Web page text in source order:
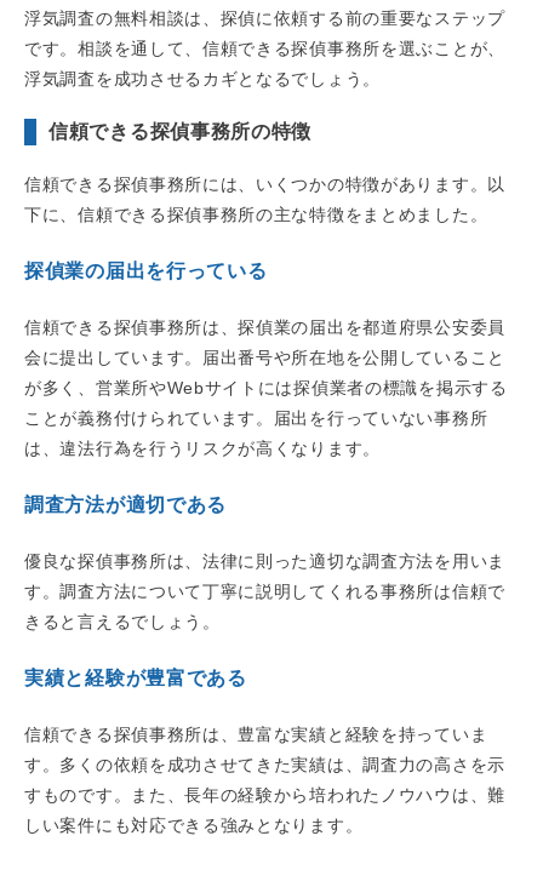
浮気調査の無料相談は、探偵に依頼する前の重要なステップ
です。相談を通して、信頼できる探偵事務所を選ぶことが、
浮気調査を成功させるカギとなるでしょう。
信頼できる探偵事務所の特徴
信頼できる探偵事務所には、いくつかの特徴があります。以
下に、信頼できる探偵事務所の主な特徴をまとめました。
探偵業の届出を行っている
信頼できる探偵事務所は、探偵業の届出を都道府県公安委員
会に提出しています。届出番号や所在地を公開していること
が多く、営業所やWebサイトには探偵業者の標識を掲示する
ことが義務付けられています。届出を行っていない事務所
は、違法行為を行うリスクが高くなります。
調査方法が適切である
優良な探偵事務所は、法律に則った適切な調査方法を用いま
す。調査方法について丁寧に説明してくれる事務所は信頼で
きると言えるでしょう。
実績と経験が豊富である
信頼できる探偵事務所は、豊富な実績と経験を持っていま
す。多くの依頼を成功させてきた実績は、調査力の高さを示
すものです。また、長年の経験から培われたノウハウは、難
しい案件にも対応できる強みとなります。